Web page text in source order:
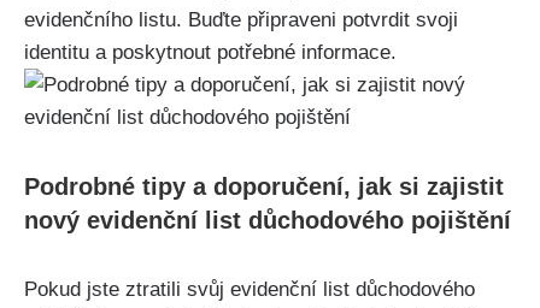
evidenčního listu. Buďte připraveni potvrdit svoji
identitu a poskytnout potřebné informace.
Podrobné tipy a doporučení, jak si zajistit
nový evidenční list důchodového pojištění
Pokud jste ztratili svůj evidenční list důchodového